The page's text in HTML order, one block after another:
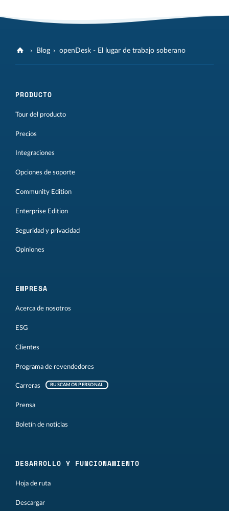
Blog openDesk - El lugar de trabajo soberano
PRODUCTO
Tour del producto
Precios
Integraciones
Opciones de soporte
Community Edition
Enterprise Edition
Seguridad y privacidad
Opiniones
EMPRESA
Acerca de nosotros
ESG
Clientes
Programa de revendedores
Carreras BUSCAMOS PERSONAL
Prensa
Boletín de noticias
DESARROLLO Y FUNCIONAMIENTO
Hoja de ruta
Descargar